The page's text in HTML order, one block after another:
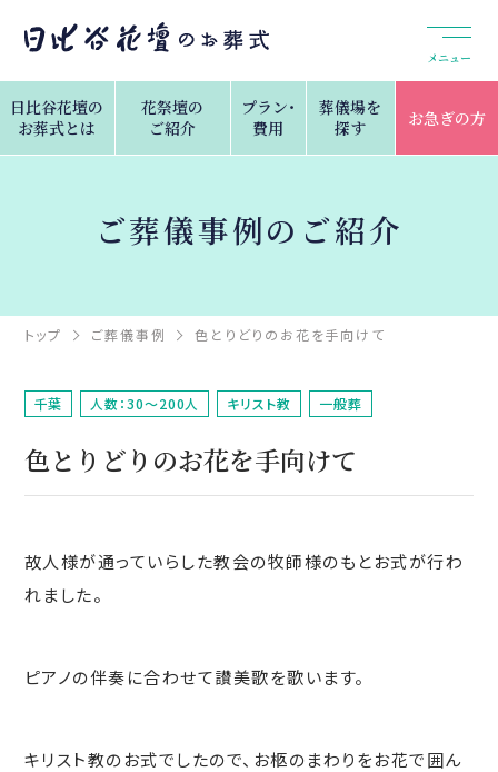
メニュー
日比谷花壇の
お葬式とは
花祭壇の
ご紹介
プラン・
費用
葬儀場を
探す
お急ぎの方
ご葬儀事例のご紹介
トップ ご葬儀事例 色とりどりのお花を手向けて
千葉 人数：30～200人 キリスト教 一般葬
色とりどりのお花を手向けて
故人様が通っていらした教会の牧師様のもとお式が行わ
れました。
ピアノの伴奏に合わせて讃美歌を歌います。
キリスト教のお式でしたので、お柩のまわりをお花で囲ん